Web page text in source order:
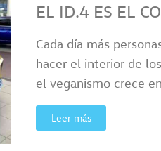
EL ID.4 ES EL
Cada día más
hacer el interior de
el veganismo crece
Leer más